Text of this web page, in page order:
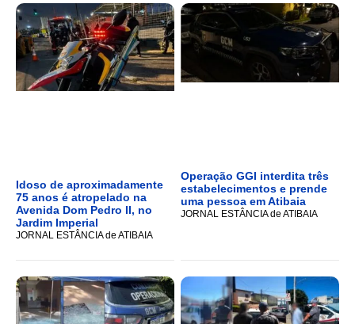
Idoso de aproximadamente
75 anos é atropelado na
Avenida Dom Pedro II, no
Jardim Imperial
JORNAL ESTÂNCIA de ATIBAIA
Operação GGI interdita três
estabelecimentos e prende
uma pessoa em Atibaia
JORNAL ESTÂNCIA de ATIBAIA